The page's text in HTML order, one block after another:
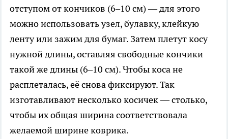
отступом от кончиков (6–10 см) — для этого
можно использовать узел, булавку, клейкую
ленту или зажим для бумаг. Затем плетут косу
нужной длины, оставляя свободные кончики
такой же длины (6–10 см). Чтобы коса не
расплеталась, её снова фиксируют. Так
изготавливают несколько косичек — столько,
чтобы их общая ширина соответствовала
желаемой ширине коврика.